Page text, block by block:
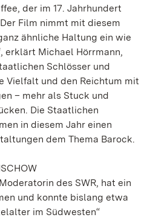
der im 17. Jahrhundert
Film nimmt mit diesem
ähnliche Haltung ein wie
erklärt Michael Hörrmann,
Schlösser und
Vielfalt und den Reichtum mit
– mehr als Stuck und
Die Staatlichen
in diesem Jahr einen
dem Thema Barock.
des SWR, hat ein
und konnte bislang etwa
im Südwesten“